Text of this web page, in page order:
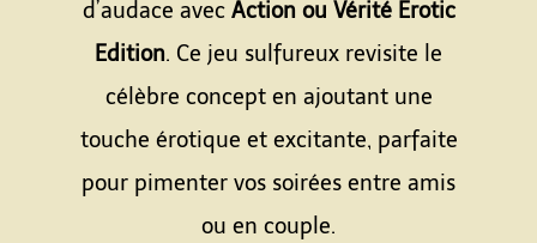
d’audace avec Action ou Vérité Erotic
Edition. Ce jeu sulfureux revisite le
célèbre concept en ajoutant une
touche érotique et excitante, parfaite
pour pimenter vos soirées entre amis
ou en couple.